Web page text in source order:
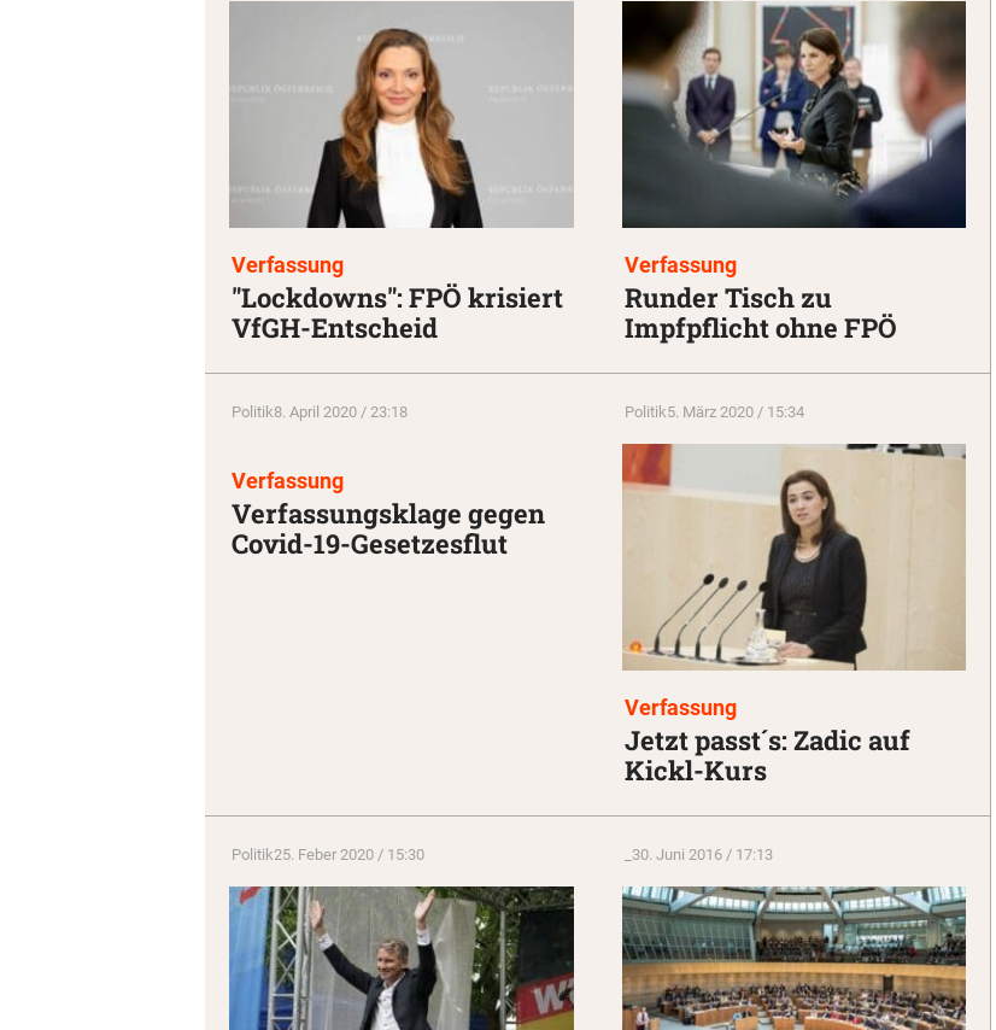
Verfassung
"Lockdowns": FPÖ krisiert
VfGH-Entscheid
Verfassung
Runder Tisch zu
Impfpflicht ohne FPÖ
Politik8. April 2020 / 23:18
Verfassung
Verfassungsklage gegen
Covid-19-Gesetzesflut
Politik5. März 2020 / 15:34
Verfassung
Jetzt passt´s: Zadic auf
Kickl-Kurs
Politik25. Feber 2020 / 15:30 30. Juni 2016 / 17:13